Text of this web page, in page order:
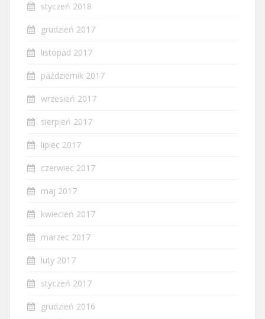
styczeń 2018
grudzień 2017
listopad 2017
październik 2017
wrzesień 2017
sierpień 2017
lipiec 2017
czerwiec 2017
maj 2017
kwiecień 2017
marzec 2017
luty 2017
styczeń 2017
grudzień 2016